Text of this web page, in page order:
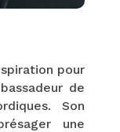
pour
de
Son
une